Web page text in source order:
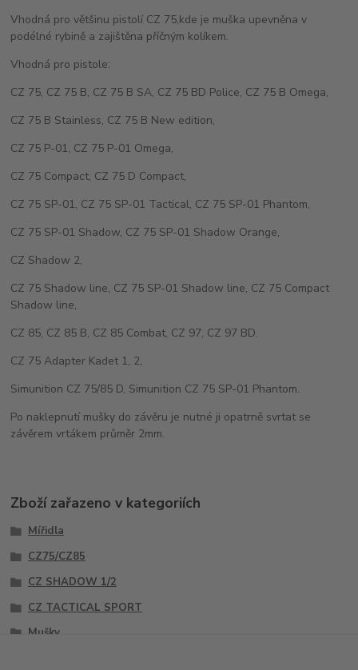
Vhodná pro většinu pistolí CZ 75,kde je muška upevněna v
podélné rybině a zajištěna příčným kolíkem.
Vhodná pro pistole:
CZ 75, CZ 75 B, CZ 75 B SA, CZ 75 BD Police, CZ 75 B Omega,
CZ 75 B Stainless, CZ 75 B New edition,
CZ 75 P-01, CZ 75 P-01 Omega,
CZ 75 Compact, CZ 75 D Compact,
CZ 75 SP-01, CZ 75 SP-01 Tactical, CZ 75 SP-01 Phantom,
CZ 75 SP-01 Shadow, CZ 75 SP-01 Shadow Orange,
CZ Shadow 2,
CZ 75 Shadow line, CZ 75 SP-01 Shadow line, CZ 75 Compact
Shadow line,
CZ 85, CZ 85 B, CZ 85 Combat, CZ 97, CZ 97 BD.
CZ 75 Adapter Kadet 1, 2,
Simunition CZ 75/85 D, Simunition CZ 75 SP-01 Phantom.
Po naklepnutí mušky do závěru je nutné ji opatrně svrtat se
závěrem vrtákem průměr 2mm.
Zboží zařazeno v kategoriích
Mířidla
CZ75/CZ85
CZ SHADOW 1/2
CZ TACTICAL SPORT
Mušky